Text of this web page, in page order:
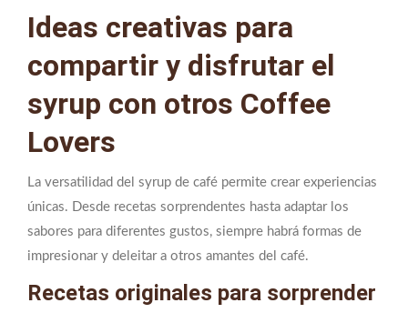
Ideas creativas para
compartir y disfrutar el
syrup con otros Coffee
Lovers
La versatilidad del syrup de café permite crear experiencias
únicas. Desde recetas sorprendentes hasta adaptar los
sabores para diferentes gustos, siempre habrá formas de
impresionar y deleitar a otros amantes del café.
Recetas originales para sorprender